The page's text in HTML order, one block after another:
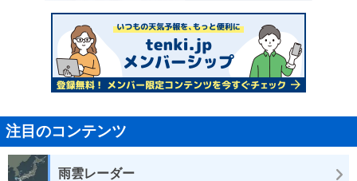
注目のコンテンツ
雨雲レーダー